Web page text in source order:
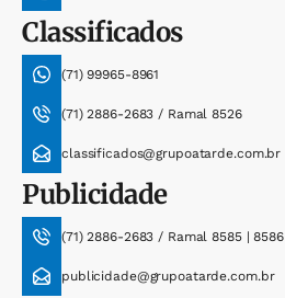
Classificados
(71) 99965-8961
(71) 2886-2683 / Ramal 8526
classificados@grupoatarde.com.br
Publicidade
(71) 2886-2683 / Ramal 8585 | 8586
publicidade@grupoatarde.com.br